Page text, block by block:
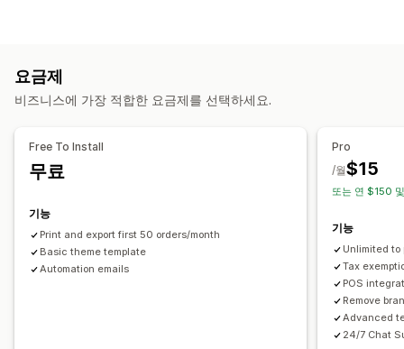
맞춤 설정
색상 및 글꼴
브랜딩 필드 인보이스 번호 발신자 이메일
파일 관리
대량 다운로드
PDF 생성
순차적 번호 매기기
요금제
비즈니스에 가장 적합한 요금제를 선택하세요.
Free To Install
무료
기능
Print and export first 50 orders/month
Basic theme template
Automation emails
Pro
$15
/월
또는 연 $150
기능
Unlimited
Tax
POS
Remove
Advanced
24/7 Chat